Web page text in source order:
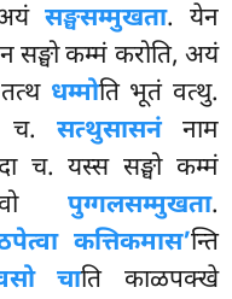
अयंसङ्घसम्मुखता. येन
कम्मं करोति, अयं
धम्मोति भूतं वत्थु.
च. सत्थुसासनंनाम
च. यस्स सङ्घो कम्मं
पुग्गलसम्मुखता.
कत्तिकमास’न्ति
चाति काळपक्खे